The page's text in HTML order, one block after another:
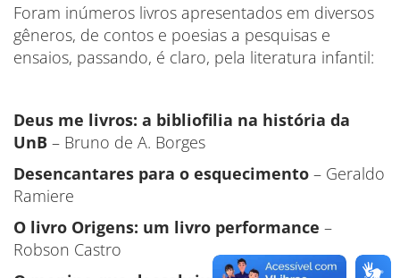
Foram inúmeros livros apresentados em diversos
gêneros, de contos e poesias a pesquisas e
ensaios, passando, é claro, pela literatura infantil:
Deus me livros: a bibliofilia na história da
UnB – Bruno de A. Borges
Desencantares para o esquecimento – Geraldo
Ramiere
O livro Origens: um livro performance –
Robson Castro